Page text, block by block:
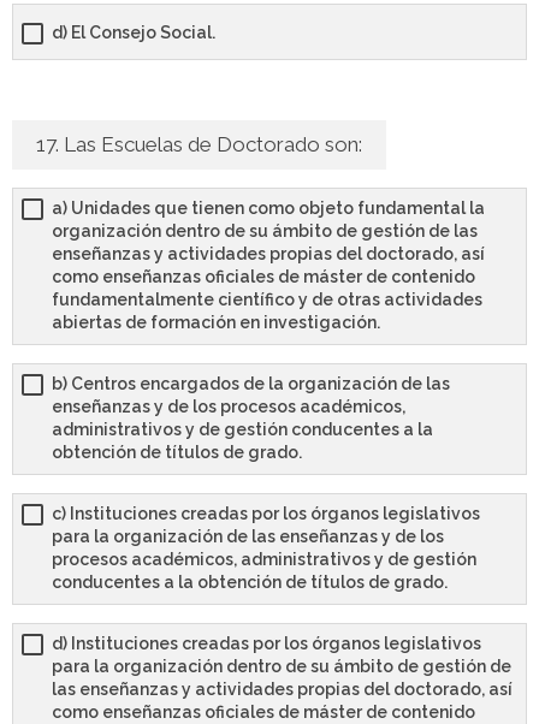
d) El Consejo Social.
17. Las Escuelas de Doctorado son:
a) Unidades que tienen como objeto fundamental la
organización dentro de su ámbito de gestión de las
enseñanzas y actividades propias del doctorado, así
como enseñanzas oficiales de máster de contenido
fundamentalmente científico y de otras actividades
abiertas de formación en investigación.
b) Centros encargados de la organización de las
enseñanzas y de los procesos académicos,
administrativos y de gestión conducentes a la
obtención de títulos de grado.
c) Instituciones creadas por los órganos legislativos
para la organización de las enseñanzas y de los
procesos académicos, administrativos y de gestión
conducentes a la obtención de títulos de grado.
d) Instituciones creadas por los órganos legislativos
para la organización dentro de su ámbito de gestión de
las enseñanzas y actividades propias del doctorado, así
como enseñanzas oficiales de máster de contenido